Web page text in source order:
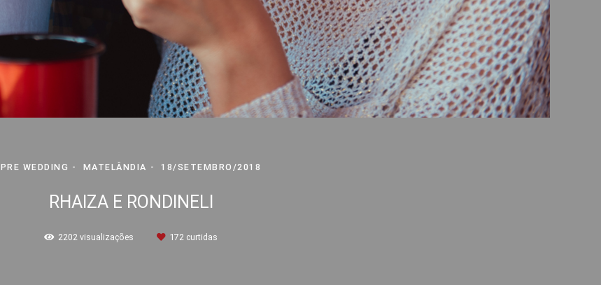
PRE WEDDING MATELÂNDIA 18/SETEMBRO/2018
RHAIZA E RONDINELI
2202 visualizações 172 curtidas